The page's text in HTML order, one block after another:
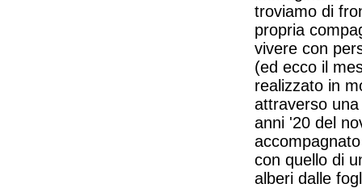
troviamo di
propria
vivere con
(ed ecco il
realizzato in
attraverso
anni '20 del
con quello di
alberi dalle